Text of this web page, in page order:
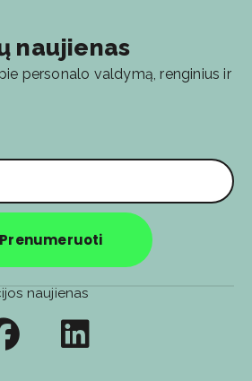
naujienas
personalo valdymą, renginius ir
Prenumeruoti
naujienas